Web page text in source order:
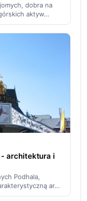
dobra na
aktyw…
architektura i
Podhala,
ar…